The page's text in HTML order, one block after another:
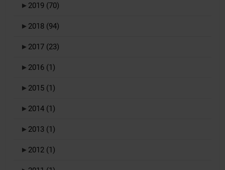
► 2019 (70)
► 2018 (94)
► 2017 (23)
► 2016 (1)
► 2015 (1)
► 2014 (1)
► 2013 (1)
► 2012 (1)